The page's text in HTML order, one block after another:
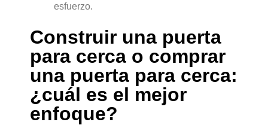
esfuerzo.
Construir una puerta
para cerca o comprar
una puerta para cerca:
¿cuál es el mejor
enfoque?